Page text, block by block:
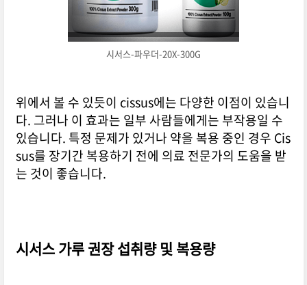
시서스-파우더-20X-300G
위에서 볼 수 있듯이 cissus에는 다양한 이점이 있습니
다. 그러나 이 효과는 일부 사람들에게는 부작용일 수
있습니다. 특정 문제가 있거나 약을 복용 중인 경우 Cis
sus를 장기간 복용하기 전에 의료 전문가의 도움을 받
는 것이 좋습니다.
시서스 가루 권장 섭취량 및 복용량